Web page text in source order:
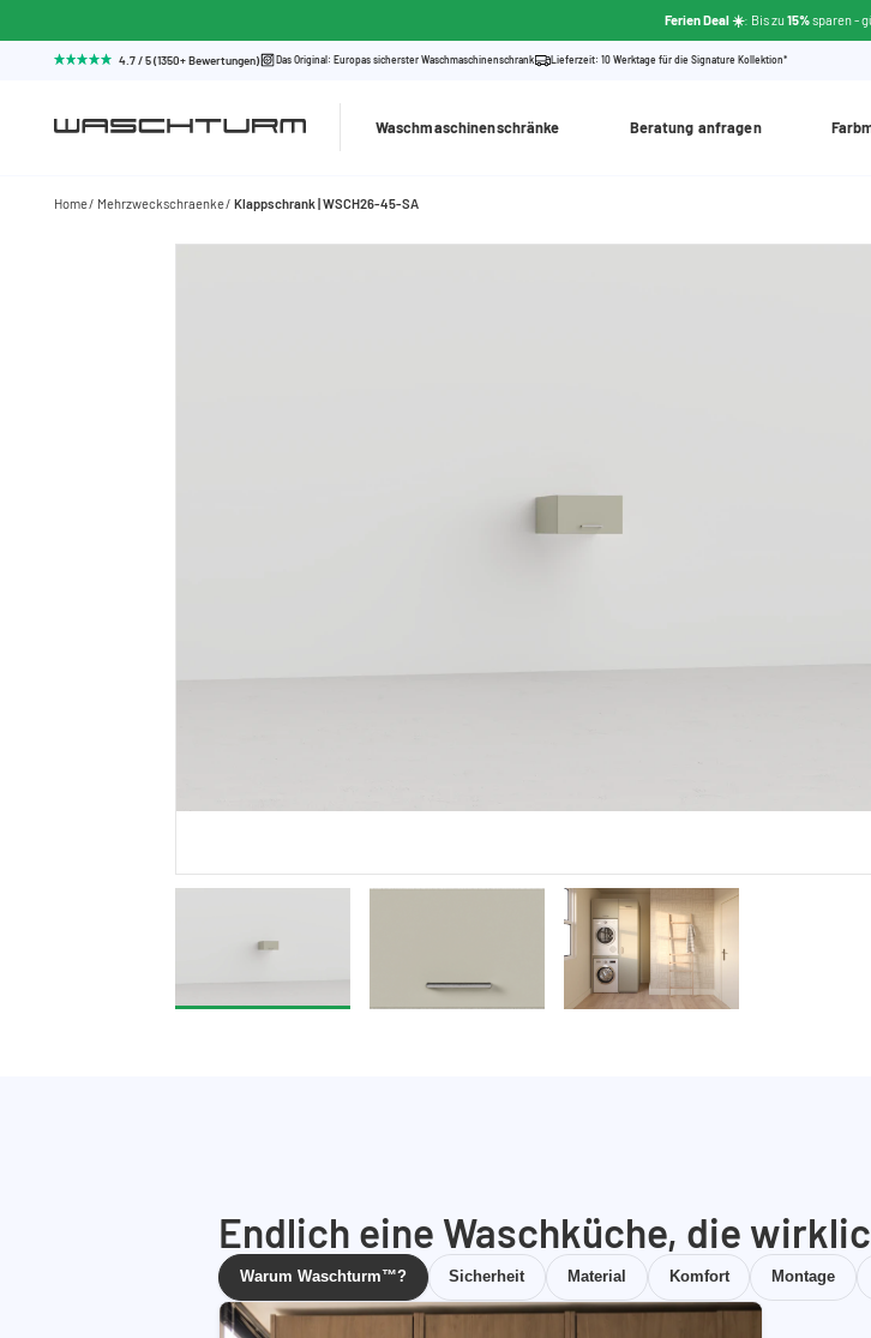
Ferien Deal ☀️: Bis zu15%sparen-
4.7 / 5 (1350+ Bewertungen) Das Original: Europas sicherster Waschmaschinenschrank Lieferzeit: 10 Werktage für die Signature Kollektion*
Waschmaschinenschränke Beratung anfragen
Home Mehrzweckschraenke Klappschrank | WSCH26-45-SA
Endlich eine Waschküche, die
Warum Waschturm™? Sicherheit Material Komfort Montage